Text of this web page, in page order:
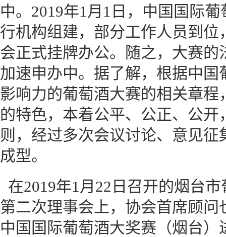
中。2019年1月1日，中国国际
行机构组建，部分工作人员到
会正式挂牌办公。随之，大赛
加速申办中。据了解，根据中
影响力的葡萄酒大赛的相关章
的特色，本着公平、公正、公
则，经过多次会议讨论、意见
成型。
在2019年1月22日召开的烟台
第二次理事会上，协会首席顾
中国国际葡萄酒大奖赛（烟台